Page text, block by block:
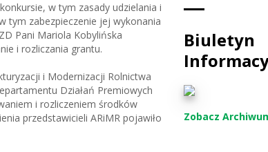
w tym zasady udzielania i
tym zabezpieczenie jej wykonania
Pani Mariola Kobylińska
i rozliczania grantu.
i Modernizacji Rolnictwa
Działań Premiowych
i rozliczeniem środków
przedstawicieli ARiMR pojawiło
Biuletyn
Zobacz